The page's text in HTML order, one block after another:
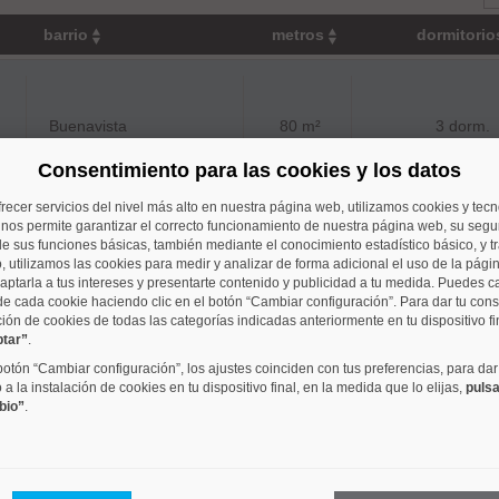
barrio metros
Buenavista 80 m² 3 dorm.
rango de precios que se aproximan a su criterio de
Consentimiento para las cookies y los datos
servicios del nivel más alto en nuestra página web, utilizamos cookies y
permite garantizar el correcto funcionamiento de nuestra página web, su
sus funciones básicas, también mediante el conocimiento estadístico básico, y
utilizamos las cookies para medir y analizar de forma adicional el uso de la
a tus intereses y presentarte contenido y publicidad a tu medida. Puedes
cada cookie haciendo clic en el botón “Cambiar configuración”. Para dar tu
de cookies de todas las categorías indicadas anteriormente en tu dispositivo
.
“Cambiar configuración”, los ajustes coinciden con tus preferencias, para dar
a la instalación de cookies en tu dispositivo final, en la medida que lo elijas,
.